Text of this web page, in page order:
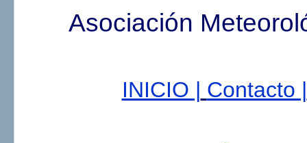
Asociación
INICIO | Contacto |